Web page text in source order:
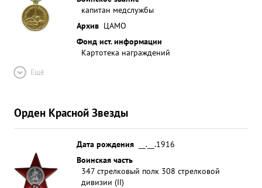
капитан медслужбы
Архив ЦАМО
Фонд ист. информации
Картотека награждений
Ещё
Орден Красной Звезды
Дата рождения
__.__.1916
Воинская часть
347 стрелковый полк 308 стрелковой
дивизии (II)